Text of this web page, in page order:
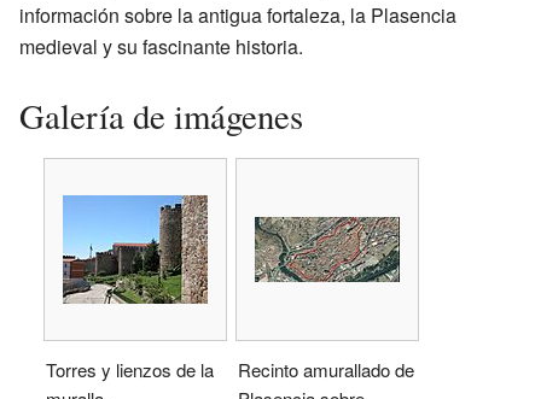
información sobre la antigua fortaleza, la Plasencia
medieval y su fascinante historia.
Galería de imágenes
Torres y lienzos de la
Recinto amurallado de